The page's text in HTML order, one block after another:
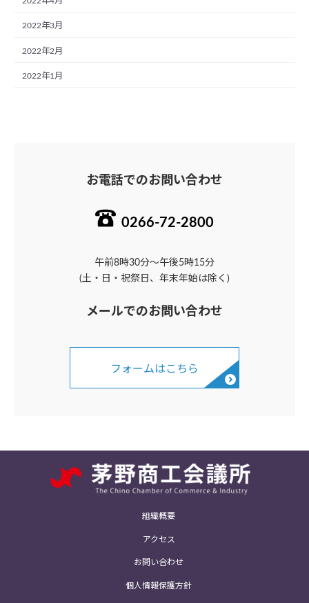
2022年3月
2022年2月
2022年1月
お電話でのお問い合わせ
0266-72-2800
午前8時30分～午後5時15分
(土・日・祝祭日、年末年始は除く)
メールでのお問い合わせ
フォームはこちら
組織概要
アクセス
お問い合わせ
個人情報保護方針